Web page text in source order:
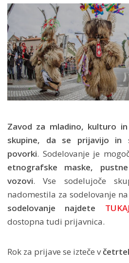
Zavod za mladino, kulturo
skupine, da se prijavijo in
povorki. Sodelovanje je
etnografske maske,
vozovi. Vse sodelujoče
nadomestila za sodelovanje
sodelovanje najdete TUKAJ
dostopna tudi prijavnica.
Rok za prijave se izteče v